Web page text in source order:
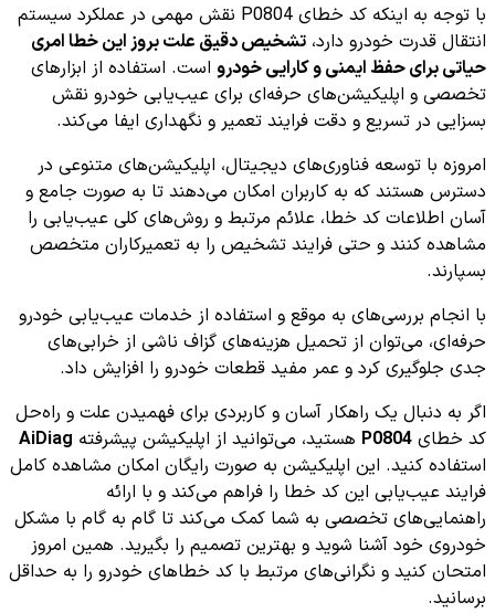
با توجه به اینکه کد خطای P0804 نقش مهمی در عملکرد سیستم
انتقال قدرت خودرو دارد، تشخیص دقیق علت بروز این خطا امری
حیاتی برای حفظ ایمنی و کارایی خودرو است. استفاده از ابزارهای
تخصصی و اپلیکیشن‌های حرفه‌ای برای عیب‌یابی خودرو نقش
بسزایی در تسریع و دقت فرایند تعمیر و نگهداری ایفا می‌کند.
امروزه با توسعه فناوری‌های دیجیتال، اپلیکیشن‌های متنوعی در
دسترس هستند که به کاربران امکان می‌دهند تا به صورت جامع و
آسان اطلاعات کد خطا، علائم مرتبط و روش‌های کلی عیب‌یابی را
مشاهده کنند و حتی فرایند تشخیص را به تعمیرکاران متخصص
بسپارند.
با انجام بررسی‌های به موقع و استفاده از خدمات عیب‌یابی خودرو
حرفه‌ای، می‌توان از تحمیل هزینه‌های گزاف ناشی از خرابی‌های
جدی جلوگیری کرد و عمر مفید قطعات خودرو را افزایش داد.
اگر به دنبال یک راهکار آسان و کاربردی برای فهمیدن علت و راه‌حل
کد خطای P0804 هستید، می‌توانید از اپلیکیشن پیشرفته AiDiag
استفاده کنید. این اپلیکیشن به صورت رایگان امکان مشاهده کامل
فرایند عیب‌یابی این کد خطا را فراهم می‌کند و با ارائه
راهنمایی‌های تخصصی به شما کمک می‌کند تا گام به گام با مشکل
خودروی خود آشنا شوید و بهترین تصمیم را بگیرید. همین امروز
امتحان کنید و نگرانی‌های مرتبط با کد خطاهای خودرو را به حداقل
برسانید.